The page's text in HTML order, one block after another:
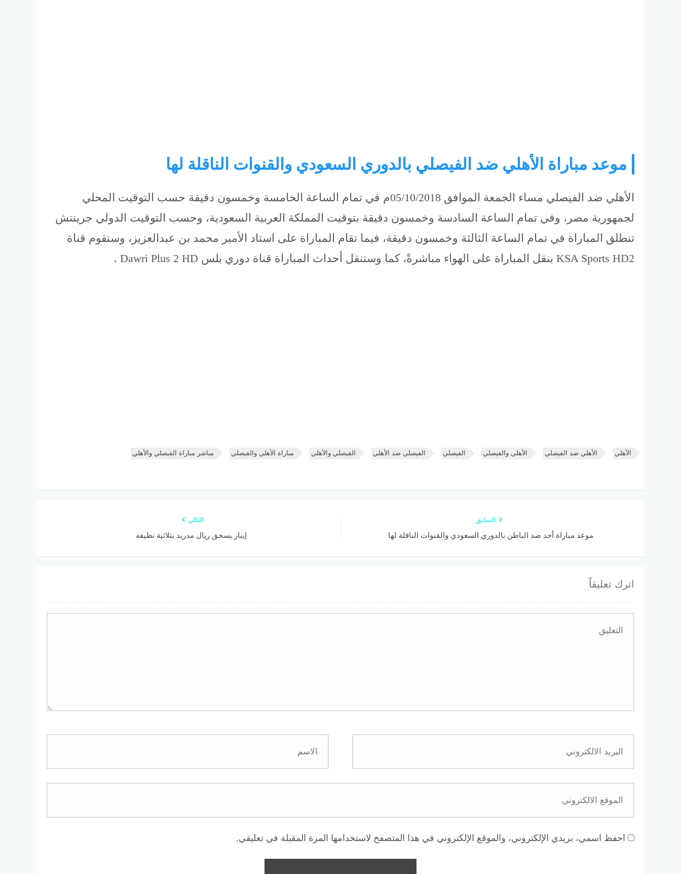
موعد مباراة الأهلي ضد الفيصلي بالدوري السعودي والقنوات الناقلة لها
الأهلي ضد الفيصلي مساء الجمعة الموافق 05/10/2018م في تمام الساعة الخامسة وخمسون دقيقة حسب التوقيت المحلي
لجمهورية مصر، وفي تمام الساعة السادسة وخمسون دقيقة بتوقيت المملكة العربية السعودية، وحسب التوقيت الدولي جرينتش
تنطلق المباراة في تمام الساعة الثالثة وخمسون دقيقة، فيما تقام المباراة على استاد الأمير محمد بن عبدالعزيز، وستقوم قناة
KSA Sports HD2 بنقل المباراة على الهواء مباشرةً، كما وستنقل أحداث المباراة قناة دوري بلس Dawri Plus 2 HD .
الأهلي الأهلي ضد الفيصلي الأهلي والفيصلي الفيصلي الفيصلي ضد الأهلي الفيصلي والأهلي مباراة الأهلي والفيصلي مباشر مباراة الفيصلي والأهلي
السابق
موعد مباراة أحد ضد الباطن بالدوري السعودي والقنوات الناقلة لها
التالي
إيبار يسحق ريال مدريد بثلاثية نظيفة
اترك تعليقاً
احفظ اسمي، بريدي الإلكتروني، والموقع الإلكتروني في هذا المتصفح لاستخدامها المرة المقبلة في تعليقي.